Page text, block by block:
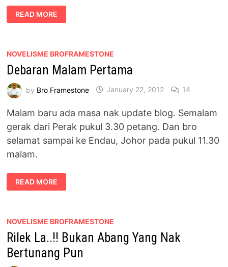
HUJAN-
HUJAN
PERKENA
READ MORE
NOVELISME BROFRAMESTONE
Debaran Malam Pertama
by Bro Framestone January 22, 2012 14
Malam baru ada masa nak update blog. Semalam
gerak dari Perak pukul 3.30 petang. Dan bro
selamat sampai ke Endau, Johor pada pukul 11.30
malam.
DEBARAN
MALAM
PERTAMA
READ MORE
NOVELISME BROFRAMESTONE
Rilek La..!! Bukan Abang Yang Nak
Bertunang Pun